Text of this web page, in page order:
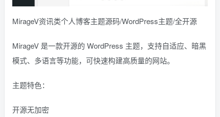
MirageV资讯类个人博客主题源码/WordPress主题/全开源
MirageV 是一款开源的 WordPress 主题，支持自适应、暗黑
模式、多语言等功能，可快速构建高质量的网站。
主题特色：
开源无加密